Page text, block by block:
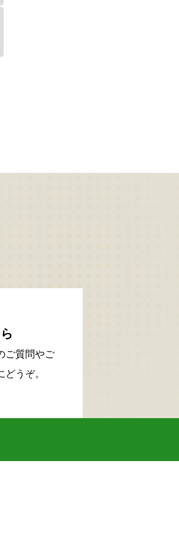
ご質問やご
うぞ。